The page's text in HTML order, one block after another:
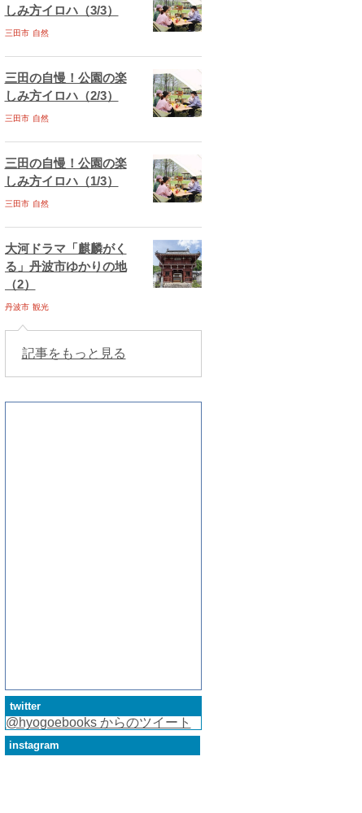
しみ方イロハ（3/3）
三田市 自然
三田の自慢！公園の楽
しみ方イロハ（2/3）
三田市 自然
三田の自慢！公園の楽
しみ方イロハ（1/3）
三田市 自然
大河ドラマ「麒麟がく
る」丹波市ゆかりの地
（2）
丹波市 観光
記事をもっと見る
twitter
@hyogoebooks からのツイート
instagram